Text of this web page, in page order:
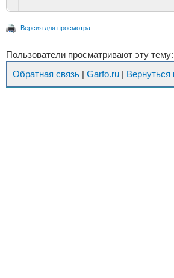
Версия для просмотра
Пользователи просматривают эту
Обратная связь | Garfo.ru | Вернуться